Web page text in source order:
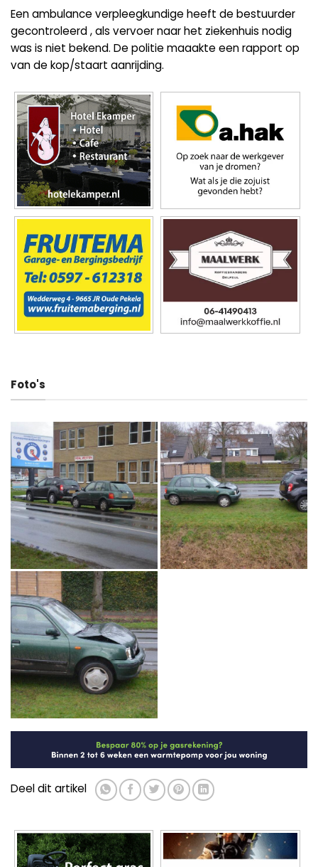
Een ambulance verpleegkundige heeft de bestuurder
gecontroleerd , als vervoer naar het ziekenhuis nodig
was is niet bekend. De politie maaakte een rapport op
van de kop/staart aanrijding.
Foto's
Deel dit artikel